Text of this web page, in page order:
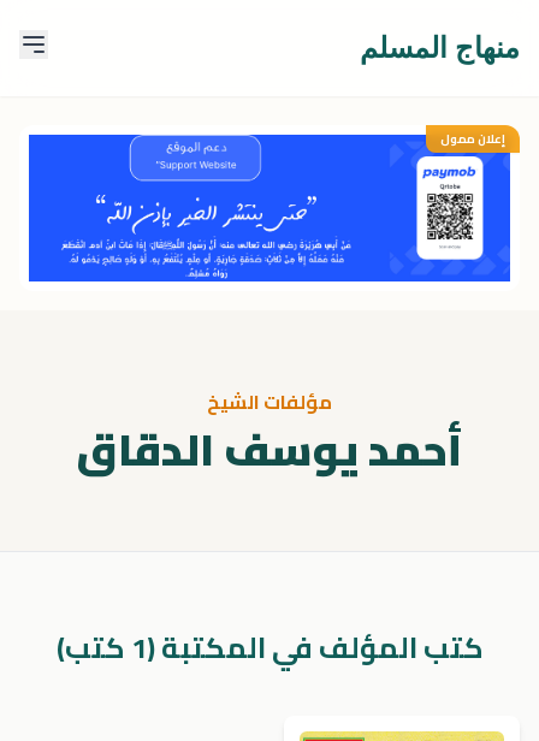
منهاج المسلم
إعلان ممول
مؤلفات الشيخ
أحمد يوسف الدقاق
كتب المؤلف في المكتبة (1 كتب)